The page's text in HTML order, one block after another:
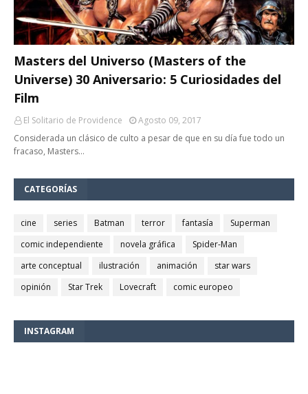
Masters del Universo (Masters of the
Universe) 30 Aniversario: 5 Curiosidades del
Film
El Solitario de Providence
Agosto 09, 2017
Considerada un clásico de culto a pesar de que en su día fue todo un
fracaso, Masters…
CATEGORÍAS
cine series Batman terror fantasía
Superman
comic independiente
novela gráfica
Spider-Man
arte conceptual
ilustración animación
star wars
opinión
Star Trek Lovecraft comic europeo
INSTAGRAM